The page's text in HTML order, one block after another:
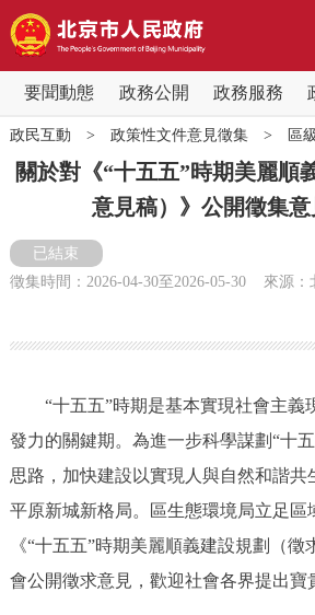
要聞動態 政務公開 政務服務
要聞動態
黨中央精神 國務院資訊
北京要聞 會議資訊
各區熱點
政策兌現 政策解讀
決策公開 專題公開
政務服務
政民互動 > 政策性文件意見徵集> 區
關於對《“十五五”時期美麗順
意見稿）》公開徵集
已結束
徵集時間： 2026-04-30至 2026-05-30 來源：
“十五五”時期是基本實現社會主義
發力的關鍵期。為進一步科學謀劃“十
思路，加快建設以實現人與自然和諧共
平原新城新格局。區生態環境局立足區
《“十五五”時期美麗順義建設規劃（
會公開徵求意見，歡迎社會各界提出寶